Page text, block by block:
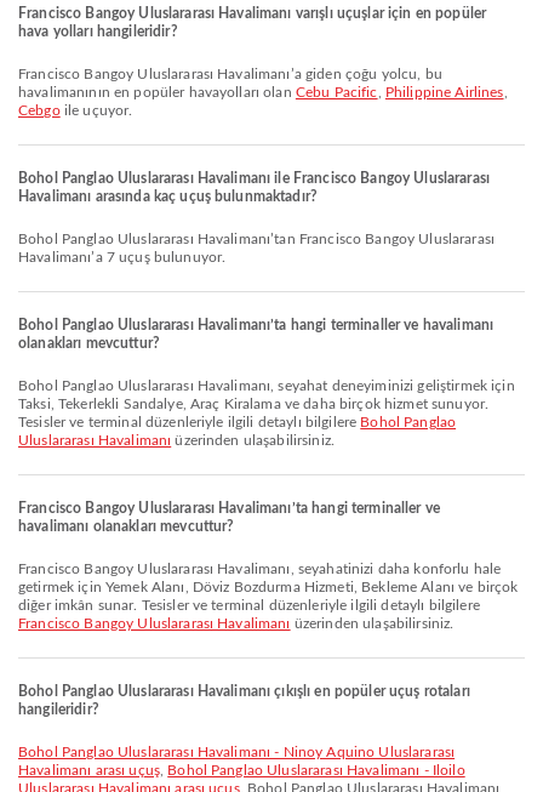
Francisco Bangoy Uluslararası Havalimanı varışlı uçuşlar için en popüler
hava yolları hangileridir?
Francisco Bangoy Uluslararası Havalimanı’a giden çoğu yolcu, bu
havalimanının en popüler havayolları olan Cebu Pacific Philippine Airlines
Cebgoile uçuyor.
Bohol Panglao Uluslararası Havalimanı ile Francisco Bangoy Uluslararası
Havalimanı arasında kaç uçuş bulunmaktadır?
Bohol Panglao Uluslararası Havalimanı’tan Francisco Bangoy Uluslararası
Havalimanı’a 7 uçuş bulunuyor.
Bohol Panglao Uluslararası Havalimanı’ta hangi terminaller ve havalimanı
olanakları mevcuttur?
Bohol Panglao Uluslararası Havalimanı, seyahat deneyiminizi geliştirmek için
Taksi, Tekerlekli Sandalye, Araç Kiralama ve daha birçok hizmet sunuyor.
Tesisler ve terminal düzenleriyle ilgili detaylı bilgilere Bohol Panglao
Uluslararası Havalimanı üzerinden ulaşabilirsiniz.
Francisco Bangoy Uluslararası Havalimanı’ta hangi terminaller ve
havalimanı olanakları mevcuttur?
Francisco Bangoy Uluslararası Havalimanı, seyahatinizi daha konforlu hale
getirmek için Yemek Alanı, Döviz Bozdurma Hizmeti, Bekleme Alanı ve birçok
diğer imkân sunar. Tesisler ve terminal düzenleriyle ilgili detaylı bilgilere
Francisco Bangoy Uluslararası Havalimanı üzerinden ulaşabilirsiniz.
Bohol Panglao Uluslararası Havalimanı çıkışlı en popüler uçuş rotaları
hangileridir?
Bohol Panglao Uluslararası Havalimanı - Ninoy Aquino Uluslararası
Havalimanı arası uçuş, Bohol Panglao Uluslararası Havalimanı - Iloilo
Uluslararası Havalimanı arası uçuş, Bohol Panglao Uluslararası Havalimanı